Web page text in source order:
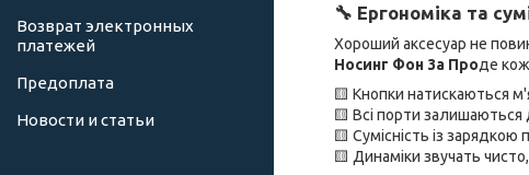
🔧 Ергономіка та
Хороший аксесуар не
Носинг Фон 3а Проде
🟨 Кнопки натискаються
🟨 Всі порти залишаються
🟨 Сумісність із
🟨 Динаміки звучать
Возврат электронных
платежей
Предоплата
Новости и статьи